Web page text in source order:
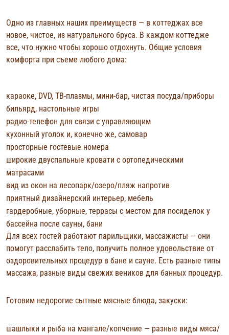
Одно из главных наших преимуществ — в коттеджах все
новое, чистое, из натурального бруса. В каждом коттедже
все, что нужно чтобы хорошо отдохнуть. Общие условия
комфорта при съеме любого дома:
караоке, DVD, ТВ-плазмы, мини-бар, чистая посуда/приборы
бильярд, настольные игры
радио-телефон для связи с управляющим
кухонный уголок и, конечно же, самовар
просторные гостевые номера
широкие двуспальные кровати с ортопедическими
матрасами
вид из окон на лесопарк/озеро/пляж напротив
приятный дизайнерский интерьер, мебель
гардеробные, уборные, террасы с местом для посиделок у
бассейна после сауны, бани
Для всех гостей работают парильщики, массажисты — они
помогут расслабить тело, получить полное удовольствие от
оздоровительных процедур в бане и сауне. Есть разные типы
массажа, разные виды свежих веников для банных процедур.
Готовим недорогие сытные мясные блюда, закуски:
шашлыки и рыба на мангале/копчение — разные виды мяса/